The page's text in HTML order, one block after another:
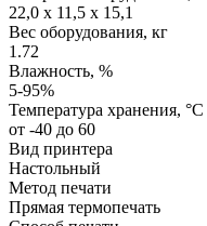
22,0 x 11,5 x 15,1
Вес оборудования, кг
1.72
Влажность, %
5-95%
Температура хранения, °C
от -40 до 60
Вид принтера
Настольный
Метод печати
Прямая термопечать